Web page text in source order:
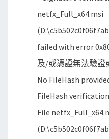
netfx_Full_x64.msi
failed with error
及/或憑證無法驗證
No FileHash
FileHash
File